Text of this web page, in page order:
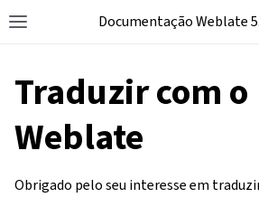
Toggle site navigation sidebar
Documentação Weblate
Traduzir com o
Weblate
Obrigado pelo seu interesse em